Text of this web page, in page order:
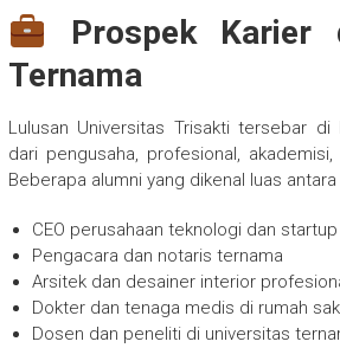
Prospek Karier
Ternama
Lulusan Universitas Trisakti tersebar
dari pengusaha, profesional,
Beberapa alumni yang dikenal luas antara
CEO perusahaan teknologi dan startup
Pengacara dan notaris ternama
Arsitek dan desainer interior
Dokter dan tenaga medis di rumah
Dosen dan peneliti di universitas